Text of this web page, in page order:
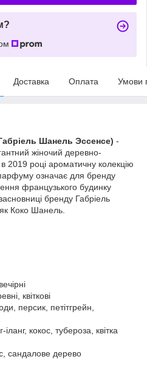
Доставка Оплата Умови
Шанель Эссенсе) -
жіночий деревно-
2019 році ароматичну колекцію
означає для бренду
французького будинку
бренду Габріель
Коко Шанель.
квіткові
персик, петітгрейн,
кокос, тубероза, квітка
сандалове дерево